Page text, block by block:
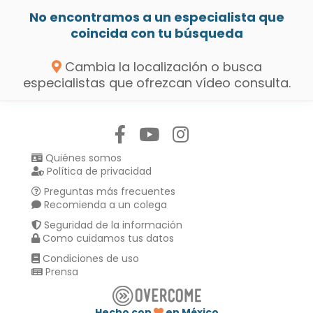
No encontramos a un especialista que
coincida con tu búsqueda
Cambia la localización o busca
especialistas que ofrezcan vídeo consulta.
Quiénes somos
Política de privacidad
Preguntas más frecuentes
Recomienda a un colega
Seguridad de la información
Como cuidamos tus datos
Condiciones de uso
Prensa